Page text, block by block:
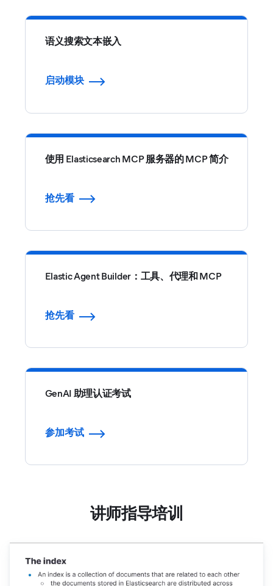
语义搜索文本嵌入
启动模块
使用 Elasticsearch MCP 服务器的 MCP 简介
抢先看
Elastic Agent Builder：工具、代理和 MCP
抢先看
GenAI 助理认证考试
参加考试
讲师指导培训
Elasticsearch 工程师